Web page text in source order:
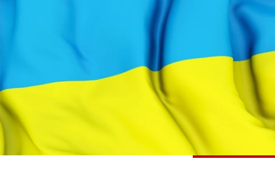
إقتصاد
كأس العالم
البرامج
شاهد البرامج